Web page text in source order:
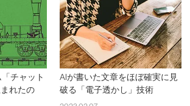
チャット
れたの
AIが書いた文章をほぼ確実に見
破る「電子透かし」技術